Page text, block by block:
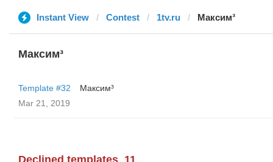
Instant View Contest 1tv.ru Максим³
Максим³
Template #32
Максим³
Mar 21, 2019
Declined templates 11